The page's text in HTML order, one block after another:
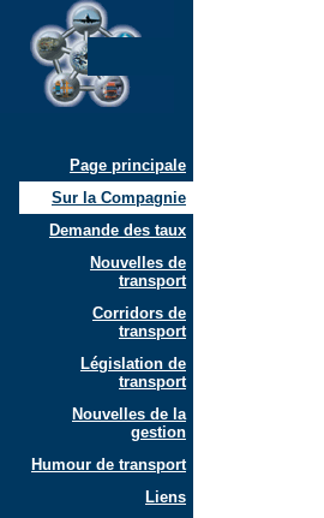
Page principale
Sur la Compagnie
Demande des taux
Nouvelles de
transport
Corridors de
transport
Législation de
transport
Nouvelles de la
gestion
Humour de transport
Liens